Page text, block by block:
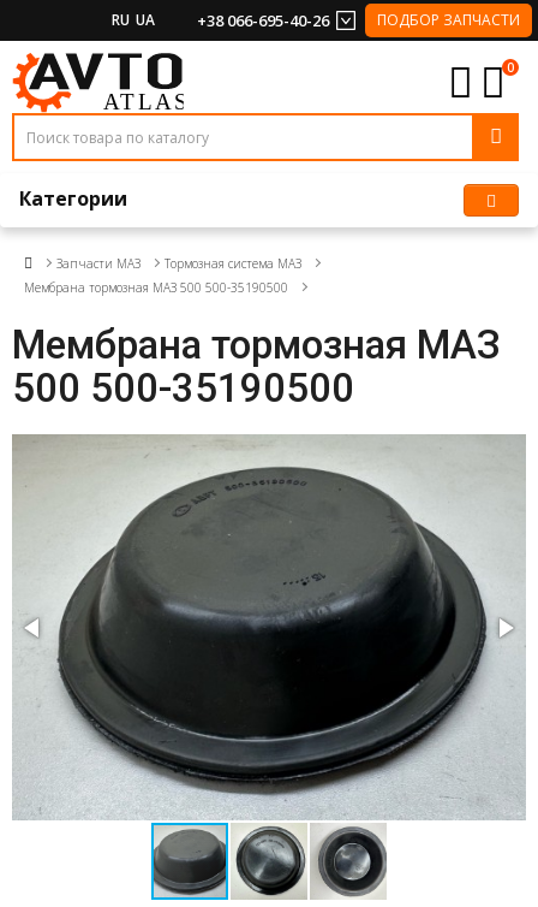
RU UA +38 066-695-40-26 ПОДБОР ЗАПЧАСТИ
0
Категории
Запчасти МАЗ
Тормозная система МАЗ
Мембрана тормозная МАЗ 500 500-35190500
Мембрана тормозная МАЗ
500 500-35190500